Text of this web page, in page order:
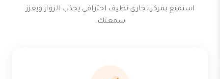
استمتع بمركز تجاري نظيف احترافي يجذب الزوار ويعزز
سمعتك.